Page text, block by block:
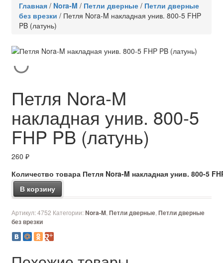
Главная / Nora-M / Петли дверные / Петли дверные
без врезки / Петля Nora-M накладная унив. 800-5 FHP
PB (латунь)
Петля Nora-M
накладная унив. 800-5
FHP PB (латунь)
260 ₽
Количество товара Петля Nora-M накладная унив. 800-5
В корзину
Артикул:4752 Категории:Nora-M, Петли дверные, Петли дверные
без врезки